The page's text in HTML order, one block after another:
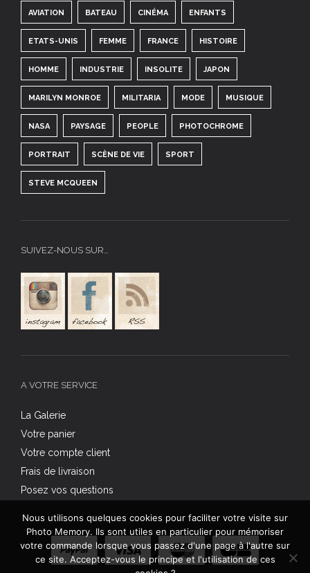
AVIATION BATEAU CINÉMA ENFANTS
ETATS-UNIS FEMME FRANCE HISTOIRE
HOMME INDUSTRIE INSOLITE JAPON
MARILYN MONROE MILITARIA MODE MUSIQUE
NASA PAYSAGE PEOPLE PHOTOCHROME
PORTRAIT SCÈNE DE VIE SPORT
STEVE MCQUEEN
SUIVEZ-NOUS SUR…
A VOTRE SERVICE
La Galerie
Votre panier
Votre compte client
Frais de livraison
Posez vos questions
Nous utilisons quelques cookies pour faciliter votre visite sur
Photo Memory. Ils sont utiles en particulier pour mémoriser
votre commande lorsque vous passez d'une page à l'autre sur
ce site. Acceptez-vous le principe et l'utilisation de ces